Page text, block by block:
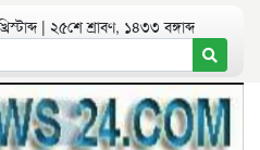
| ২৫শে শ্রাবণ, ১৪৩৩ বঙ্গাব্দ